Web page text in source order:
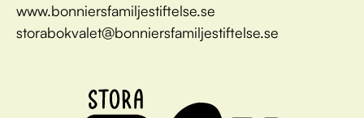
www.bonniersfamiljestiftelse.se
storabokvalet@bonniersfamiljestiftelse.se